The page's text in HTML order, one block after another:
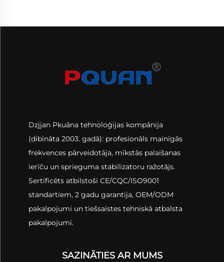
Dzjjan Pkuāna tehnoloģijas kompānija
(dibināta 2003. gadā): profesionāls mainīgās
frekvences pārveidotāja, mīkstās palaišanas
ierīču un sprieguma stabilizatoru ražotājs.
Sertificēts atbilstoši CE/CQC/ISO9001
standartiem, 2 gadu garantija, OEM/ODM
pakalpojumi un tiešsaistes tehniskā atbalsta
pakalpojumi.
SAZINĀTIES AR MUMS